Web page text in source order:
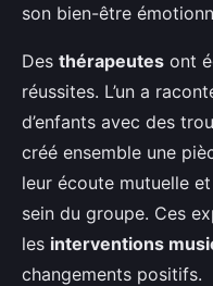
son bien-être
Des thérapeutes ont
réussites. L’un a
d’enfants avec des
créé ensemble une
leur écoute mutuelle
sein du groupe. Ces
les interventions
changements positifs.